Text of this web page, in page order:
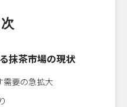
抹茶市場の現状
需要の急拡大